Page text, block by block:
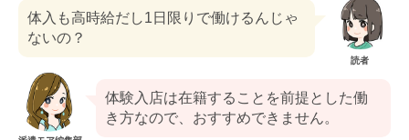
体入も高時給だし1日限りで働けるんじゃ
ないの？
読者
体験入店は在籍することを前提とした働
き方なので、おすすめできません。